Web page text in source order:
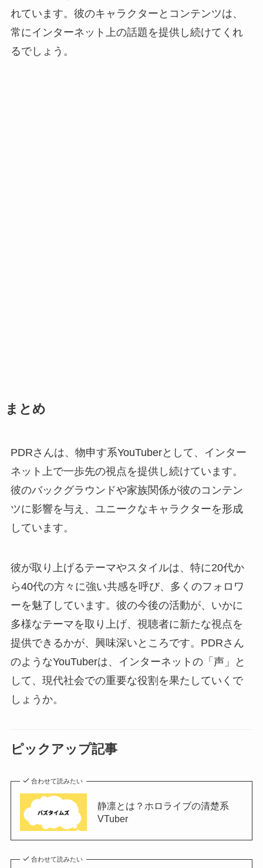
れています。彼のキャラクターとコンテンツは、
常にインターネット上の話題を提供し続けてくれ
るでしょう。
まとめ
PDRさんは、物申す系YouTuberとして、インター
ネット上で一歩先の視点を提供し続けています。
彼のバックグラウンドや家族関係が彼のコンテン
ツに影響を与え、ユニークなキャラクターを形成
しています。
彼が取り上げるテーマやスタイルは、特に20代か
ら40代の方々に強い共感を呼び、多くのフォロワ
ーを魅了しています。彼の今後の活動が、いかに
多様なテーマを取り上げ、視聴者に新たな視点を
提供できるかが、興味深いところです。PDRさん
のようなYouTuberは、インターネットの「声」と
して、現代社会での重要な役割を果たしていくで
しょうか。
ピックアップ記事
合わせて読みたい
静凛とは？ホロライブの清楚系
VTuber
合わせて読みたい